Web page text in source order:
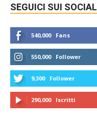
SEGUICI SUI SOCIAL
540,000 Fans
550,000 Follower
9,300 Follower
290,000 Iscritti